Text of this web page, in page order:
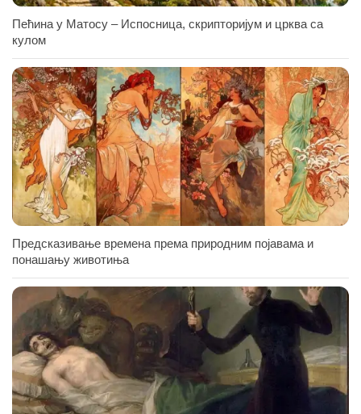
Пећина у Матосу – Испосница, скрипторијум и црква са
кулом
Предсказивање времена према природним појавама и
понашању животиња